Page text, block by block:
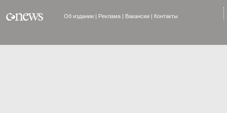
Об издании Реклама Вакансии Контакты